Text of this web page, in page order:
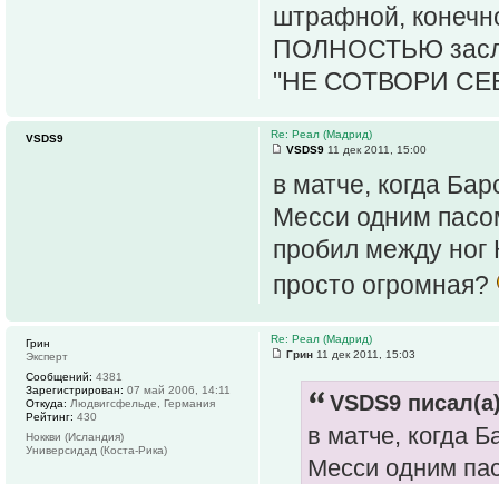
штрафной,
ПОЛНОСТЬЮ
"НЕ СОТВОРИ
Re: Реал (Мадрид)
VSDS9 11 дек 2011, 15:00
в матче, когда
Месси одним
пробил между ног
просто огромная?
VSDS9
Re: Реал (Мадрид)
Грин 11 дек 2011, 15:03
VSDS9
в матче, когда
Месси одним
Грин
Эксперт
Сообщений: 4381
Зарегистрирован: 07 май 2006, 14:11
Откуда: Людвигсфельде, Германия
Рейтинг: 430
Ноккви (Исландия)
Универсидад (Коста-Рика)